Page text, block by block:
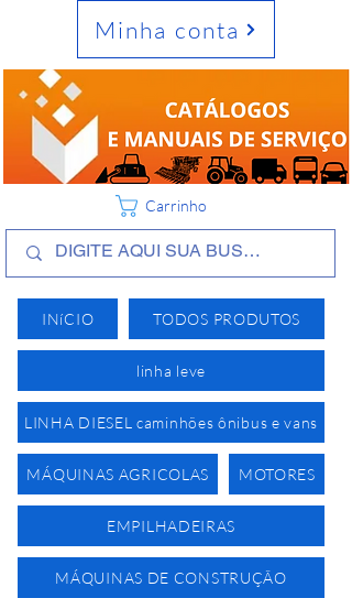
INíCIO TODOS PRODUTOS
linha leve
LINHA DIESEL caminhões ônibus e vans
MÁQUINAS AGRICOLAS MOTORES
EMPILHADEIRAS
MÁQUINAS DE CONSTRUÇÃO
Minha conta
Carrinho